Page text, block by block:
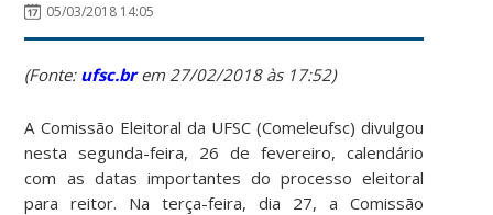
05/03/2018 14:05
(Fonte: ufsc.brem 27/02/2018 às 17:52)
A Comissão Eleitoral da UFSC (Comeleufsc) divulgou
nesta segunda-feira, 26 de fevereiro, calendário
com as datas importantes do processo eleitoral
para reitor. Na terça-feira, dia 27, a Comissão